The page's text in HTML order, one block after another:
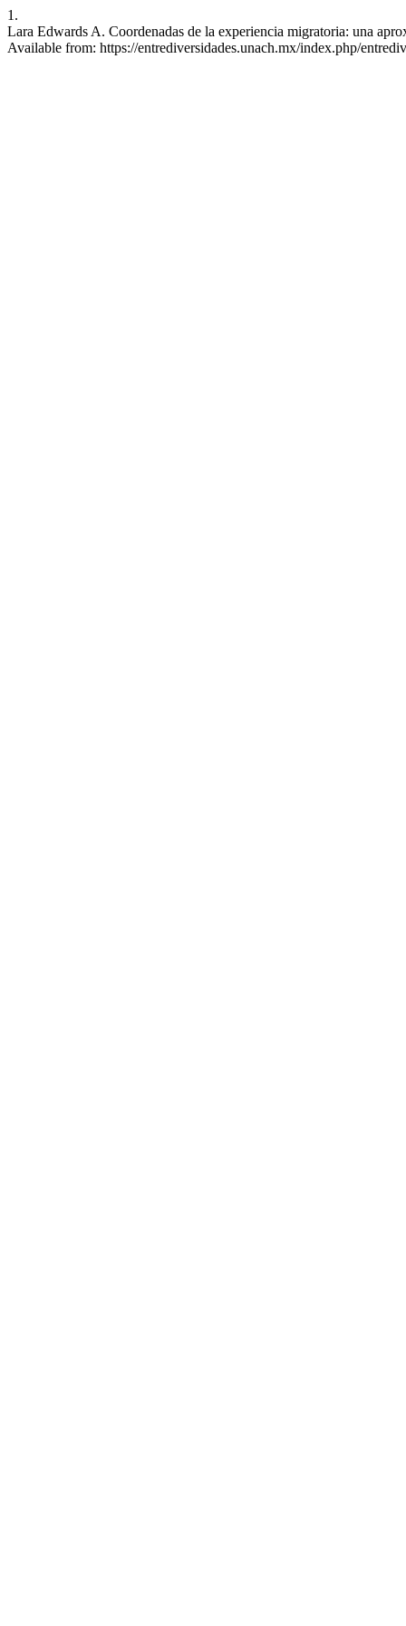
1.
Lara Edwards A. Coordenadas de la experiencia migratoria: una
Available from: https://entrediversidades.unach.mx/index.php/